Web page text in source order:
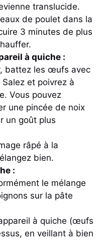
translucide.
de poulet dans la
3 minutes de plus
à quiche :
battez les œufs avec
et poivrez à
Vous pouvez
une pincée de noix
un goût plus
râpé à la
bien.
:
le mélange
sur la pâte
à quiche (œufs
en veillant à bien